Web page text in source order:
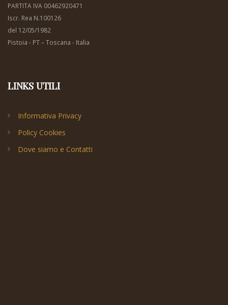
PARTITA IVA 00462920471
Iscr. Rea N.100126
del 12/05/1982
Pistoia - PT – Toscana - Italia
LINKS UTILI
Informativa Privacy
Policy Cookies
Dove siamo e Contatti